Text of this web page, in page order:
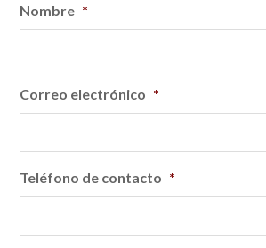
Nombre *
Correo electrónico *
Teléfono de contacto *